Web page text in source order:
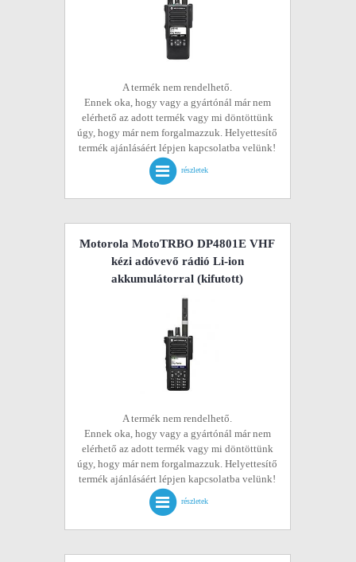
A termék nem rendelhető.
Ennek oka, hogy vagy a gyártónál már nem
elérhető az adott termék vagy mi döntöttünk
úgy, hogy már nem forgalmazzuk. Helyettesítő
termék ajánlásáért lépjen kapcsolatba velünk!
részletek
Motorola MotoTRBO DP4801E VHF
kézi adóvevő rádió Li-ion
akkumulátorral (kifutott)
A termék nem rendelhető.
Ennek oka, hogy vagy a gyártónál már nem
elérhető az adott termék vagy mi döntöttünk
úgy, hogy már nem forgalmazzuk. Helyettesítő
termék ajánlásáért lépjen kapcsolatba velünk!
részletek